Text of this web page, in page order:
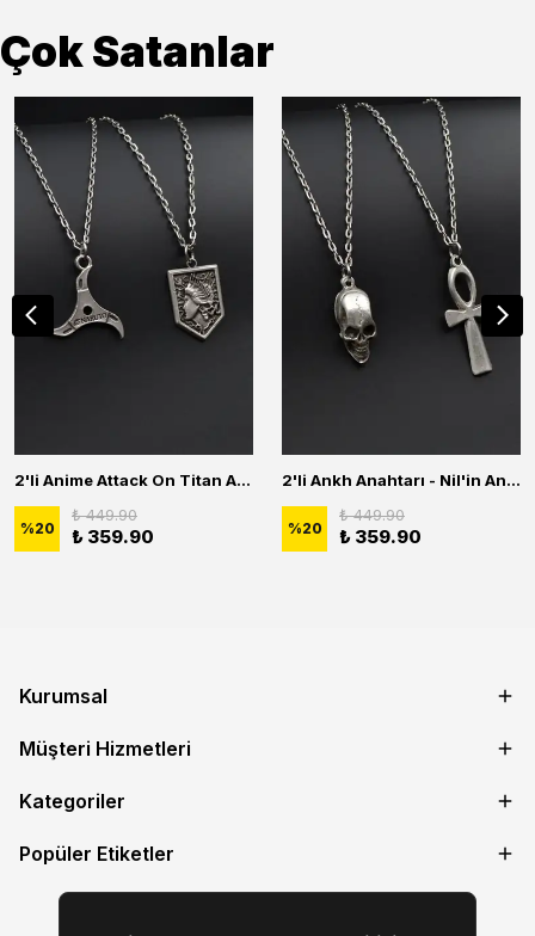
Çok Satanlar
2'li Anime Attack On Titan Acrylic Maria Anime Naruto Erkek Kadın Kolye Seti
%20
₺ 449.90
₺ 359.90
2'li Ankh Anahtarı - Nil'in Anahtarı - Kuru Kafa Erkek Kadın Kolye Seti
%20
₺ 449.90
₺ 359.90
Kurumsal
Müşteri Hizmetleri
Kategoriler
Popüler Etiketler